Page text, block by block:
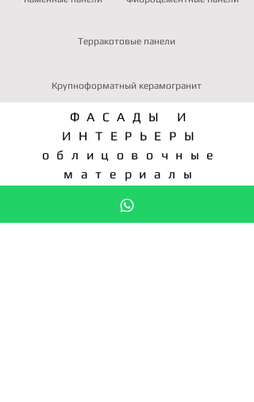
Терракотовые панели
Крупноформатный керамогранит
ФАСАДЫ И
ИНТЕРЬЕРЫ
облицовочные
материалы
ПОДЕЛИТЕСЬ В: